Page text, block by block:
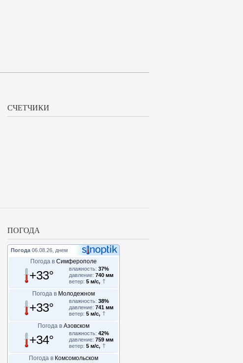
СЧЕТЧИКИ
ПОГОДА
Погода 06.08.26, днем
Погода в Симферополе
+33° влажность: 37%
давление: 740 мм
ветер: 5 м/с,
Погода в Молодежном
+33° влажность: 38%
давление: 741 мм
ветер: 5 м/с,
Погода в Азовском
+34° влажность: 42%
давление: 759 мм
ветер: 5 м/с,
Погода в Комсомольском